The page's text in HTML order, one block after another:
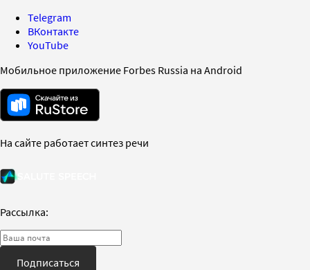
Telegram
ВКонтакте
YouTube
Мобильное приложение Forbes Russia на Android
На сайте работает синтез речи
Рассылка:
Подписаться